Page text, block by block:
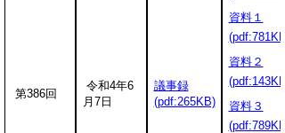
第386回
令和4年6
月7日
議事録
(pdf:265KB)
資料１
(pdf:781KB)
資料２
(pdf:143KB)
資料３
(pdf:789KB)